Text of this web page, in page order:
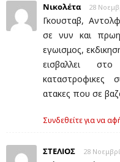
Νικολέτα 28
Γκουσταβ,
σε νυν και
εγωισμος,
εισβαλλει
καταστροφικες
ατακες που σε
Συνδεθείτε για να
ΣΤΕΛΙΟΣ 28